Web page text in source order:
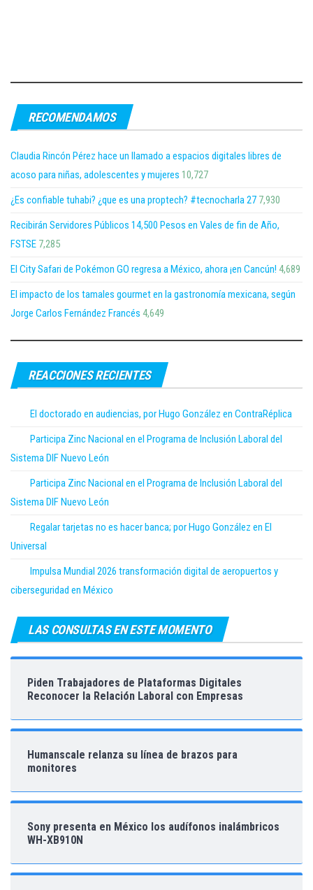
RECOMENDAMOS
Claudia Rincón Pérez hace un llamado a espacios digitales libres de
acoso para niñas, adolescentes y mujeres 10,727
¿Es confiable tuhabi? ¿que es una proptech? #tecnocharla 27 7,930
Recibirán Servidores Públicos 14,500 Pesos en Vales de fin de Año,
FSTSE 7,285
El City Safari de Pokémon GO regresa a México, ahora ¡en Cancún! 4,689
El impacto de los tamales gourmet en la gastronomía mexicana, según
Jorge Carlos Fernández Francés 4,649
REACCIONES RECIENTES
El doctorado en audiencias, por Hugo González en ContraRéplica
Participa Zinc Nacional en el Programa de Inclusión Laboral del
Sistema DIF Nuevo León
Participa Zinc Nacional en el Programa de Inclusión Laboral del
Sistema DIF Nuevo León
Regalar tarjetas no es hacer banca; por Hugo González en El
Universal
Impulsa Mundial 2026 transformación digital de aeropuertos y
ciberseguridad en México
LAS CONSULTAS EN ESTE MOMENTO
Piden Trabajadores de Plataformas Digitales
Reconocer la Relación Laboral con Empresas
Humanscale relanza su línea de brazos para
monitores
Sony presenta en México los audífonos inalámbricos
WH-XB910N